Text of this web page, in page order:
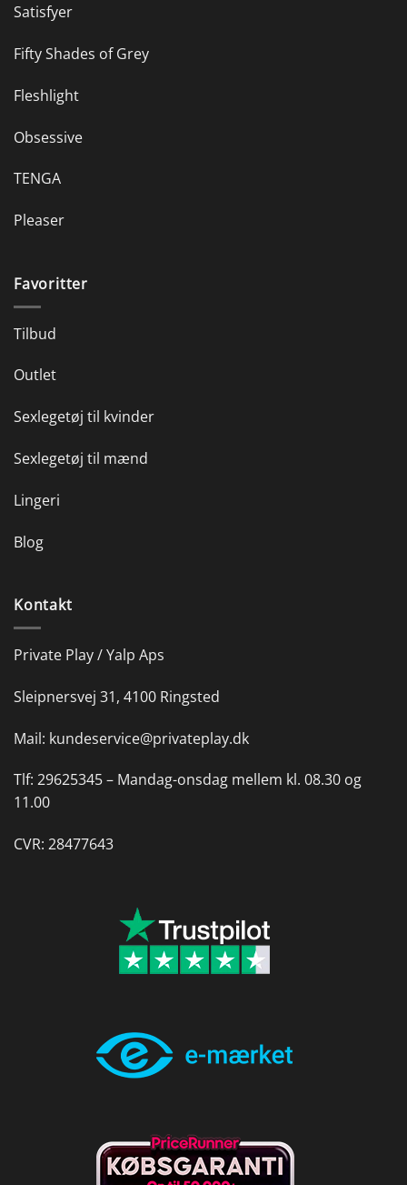
Satisfyer
Fifty Shades of Grey
Fleshlight
Obsessive
TENGA
Pleaser
Favoritter
Tilbud
Outlet
Sexlegetøj til kvinder
Sexlegetøj til mænd
Lingeri
Blog
Kontakt
Private Play / Yalp Aps
Sleipnersvej 31, 4100 Ringsted
Mail: kundeservice@privateplay.dk
Tlf: 29625345 – Mandag-onsdag mellem kl. 08.30 og
11.00
CVR: 28477643